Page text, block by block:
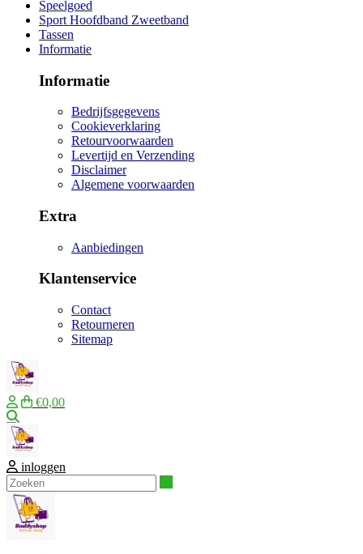
Speelgoed
Sport Hoofdband Zweetband
Tassen
Informatie
Informatie
Bedrijfsgegevens
Cookieverklaring
Retourvoorwaarden
Levertijd en Verzending
Disclaimer
Algemene voorwaarden
Extra
Aanbiedingen
Klantenservice
Contact
Retourneren
Sitemap
€0,00
inloggen